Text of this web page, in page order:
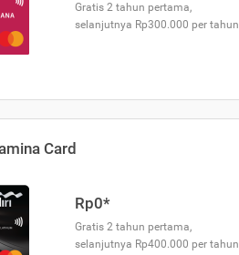
Gratis 2 tahun pertama,
selanjutnya Rp300.000 per tahun
Card
Rp0*
Gratis 2 tahun pertama,
selanjutnya Rp400.000 per tahun